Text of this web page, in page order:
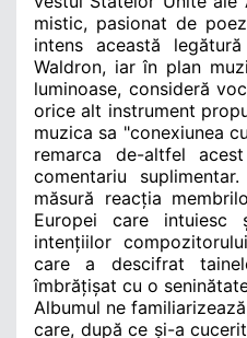
mistic, pasionat de
intens această
Waldron, iar în plan
luminoase, consideră
orice alt instrument
muzica sa "conexiunea
remarca de-altfel
comentariu
măsură reacția
Europei care intuiesc
intențiilor
care a descifrat
îmbrățișat cu o
Albumul ne
care, după ce și-a